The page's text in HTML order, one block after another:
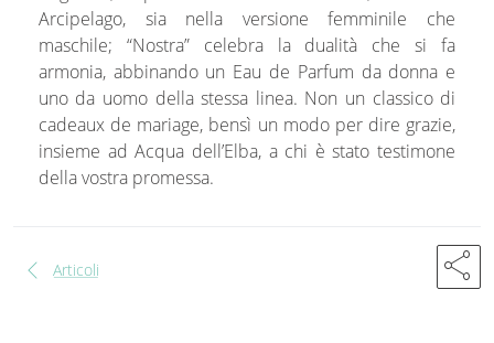
Arcipelago, sia nella versione femminile che
maschile; “Nostra” celebra la dualità che si fa
armonia, abbinando un Eau de Parfum da donna e
uno da uomo della stessa linea. Non un classico di
cadeaux de mariage, bensì un modo per dire grazie,
insieme ad Acqua dell’Elba, a chi è stato testimone
della vostra promessa.
chevron_left Articoli share